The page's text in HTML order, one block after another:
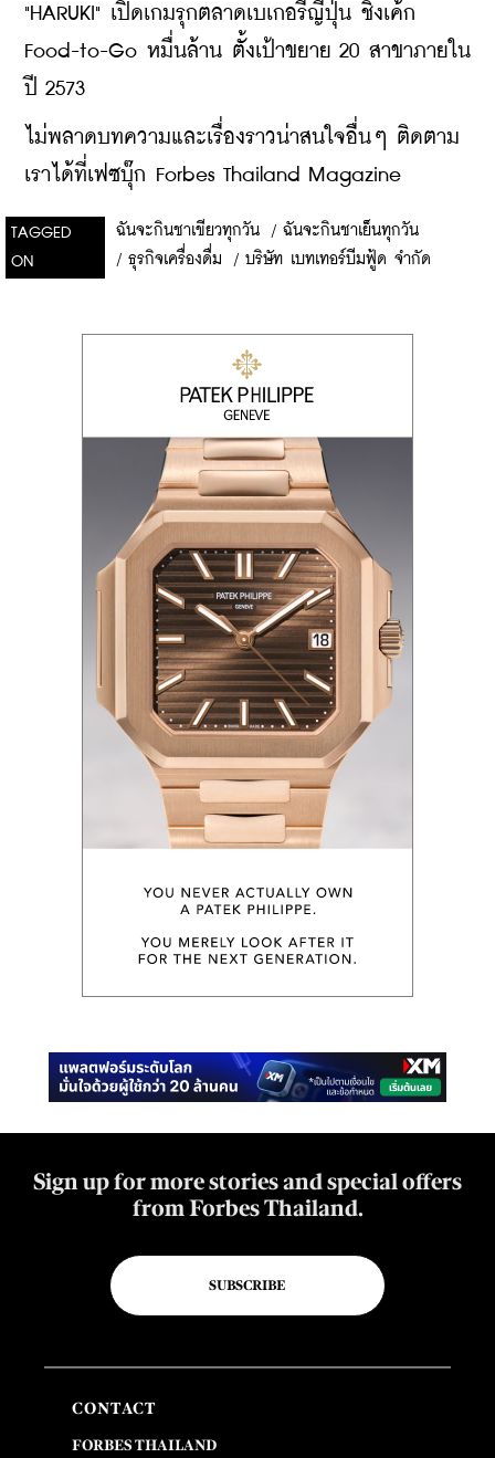
"HARUKI" เปิดเกมรุกตลาดเบเกอรี่ญี่ปุ่น ชิงเค้ก
Food-to-Go หมื่นล้าน ตั้งเป้าขยาย 20 สาขาภายใน
ปี 2573
ไม่พลาดบทความและเรื่องราวน่าสนใจอื่นๆ ติดตาม
เราได้ที่เฟซบุ๊ก Forbes Thailand Magazine
TAGGED
ON
ฉันจะกินชาเขียวทุกวัน / ฉันจะกินชาเย็นทุกวัน
/ ธุรกิจเครื่องดื่ม / บริษัท เบทเทอร์บีมฟู้ด จำกัด
Sign up for more stories and special offers
from Forbes Thailand.
SUBSCRIBE
CONTACT
FORBES THAILAND